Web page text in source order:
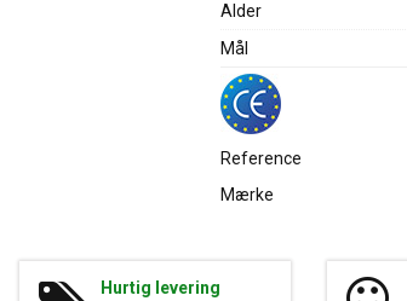
Alder
Mål
Reference
Mærke
Hurtig levering